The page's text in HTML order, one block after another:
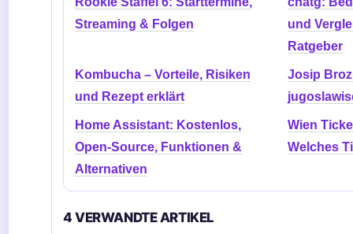
Streaming & Folgen
und
Ratgeber
Kombucha – Vorteile, Risiken
und Rezept erklärt
Josip
Home Assistant: Kostenlos,
Open-Source, Funktionen &
Alternativen
Wien
Welches
4 VERWANDTE ARTIKEL